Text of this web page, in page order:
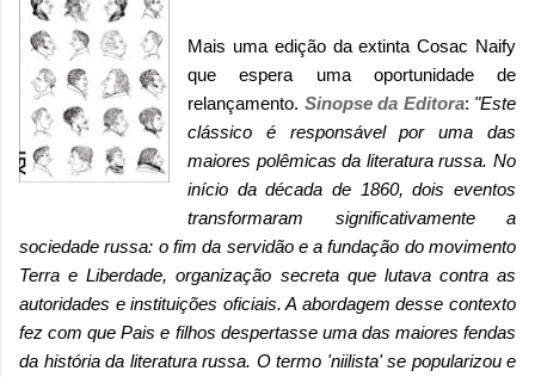
Mais uma edição da extinta Cosac Naify
que espera uma oportunidade de
relançamento. Sinopse da Editora: "Este
clássico é responsável por uma das
maiores polêmicas da literatura russa. No
início da década de 1860, dois eventos
transformaram significativamente a
sociedade russa: o fim da servidão e a fundação do movimento
Terra e Liberdade, organização secreta que lutava contra as
autoridades e instituições oficiais. A abordagem desse contexto
fez com que Pais e filhos despertasse uma das maiores fendas
da história da literatura russa. O termo 'niilista' se popularizou e